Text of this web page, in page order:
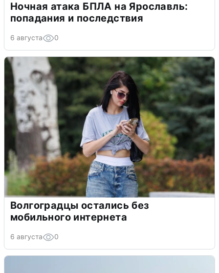
Ночная атака БПЛА на Ярославль:
попадания и последствия
6 августа 0
Волгоградцы остались без
мобильного интернета
6 августа 0